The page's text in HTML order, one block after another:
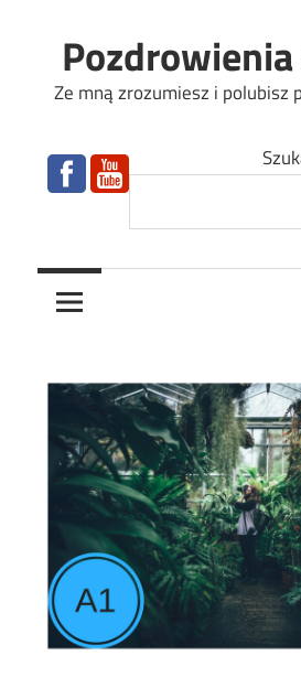
content
Ze mną zrozumiesz i polubisz